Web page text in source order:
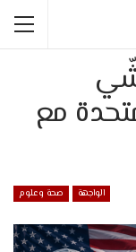
مع
الواجهة صحة وعلوم